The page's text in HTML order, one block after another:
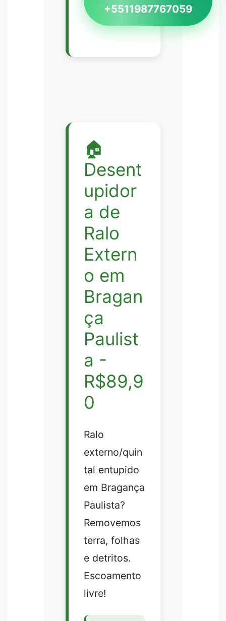
+5511987767059
🏠
Desent
upidor
a de
Ralo
Extern
o em
Bragan
ça
Paulist
a -
R$89,9
0
Ralo
externo/quin
tal entupido
em Bragança
Paulista?
Removemos
terra, folhas
e detritos.
Escoamento
livre!